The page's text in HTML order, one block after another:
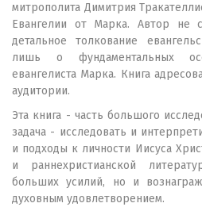
митрополита Димитрия
Евангелии от Марка. Автор не
детальное толкование
лишь о фундаментальных
евангелиста Марка. Книга
аудитории.
Эта книга - часть большого
задача - исследовать и
и подходы к личности Иисуса
и раннехристианской
больших усилий, но и
духовным удовлетворением.